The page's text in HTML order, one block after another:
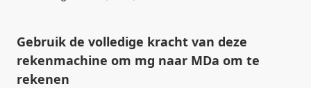
Gebruik de volledige kracht van deze
rekenmachine om mg naar MDa om te
rekenen